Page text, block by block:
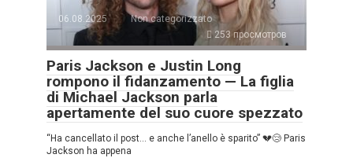
06.08.2025
Non categorizzato
253 просмотров
Paris Jackson e Justin Long
rompono il fidanzamento — La figlia
di Michael Jackson parla
apertamente del suo cuore spezzato
“Ha cancellato il post… e anche l’anello è sparito” 💔😢 Paris
Jackson ha appena